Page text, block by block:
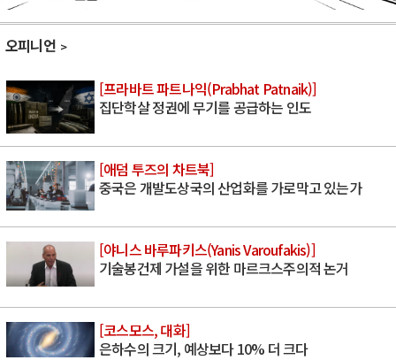
오피니언
[프라바트 파트나익(Prabhat Patnaik)]
집단학살 정권에 무기를 공급하는 인도
[애덤 투즈의 차트북]
중국은 개발도상국의 산업화를 가로막고 있는가
[야니스 바루파키스(Yanis Varoufakis)]
기술봉건제 가설을 위한 마르크스주의적 논거
[코스모스, 대화]
은하수의 크기, 예상보다 10% 더 크다